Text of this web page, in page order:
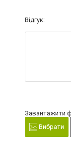
Відгук:
Завантажити
Вибрати